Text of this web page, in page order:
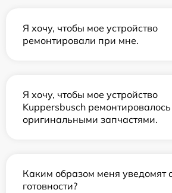
Я хочу, чтобы мое устройство
ремонтировали при мне.
Я хочу, чтобы мое устройство
Kuppersbusch ремонтировалось
оригинальными запчастями.
Каким образом меня уведомят
готовности?